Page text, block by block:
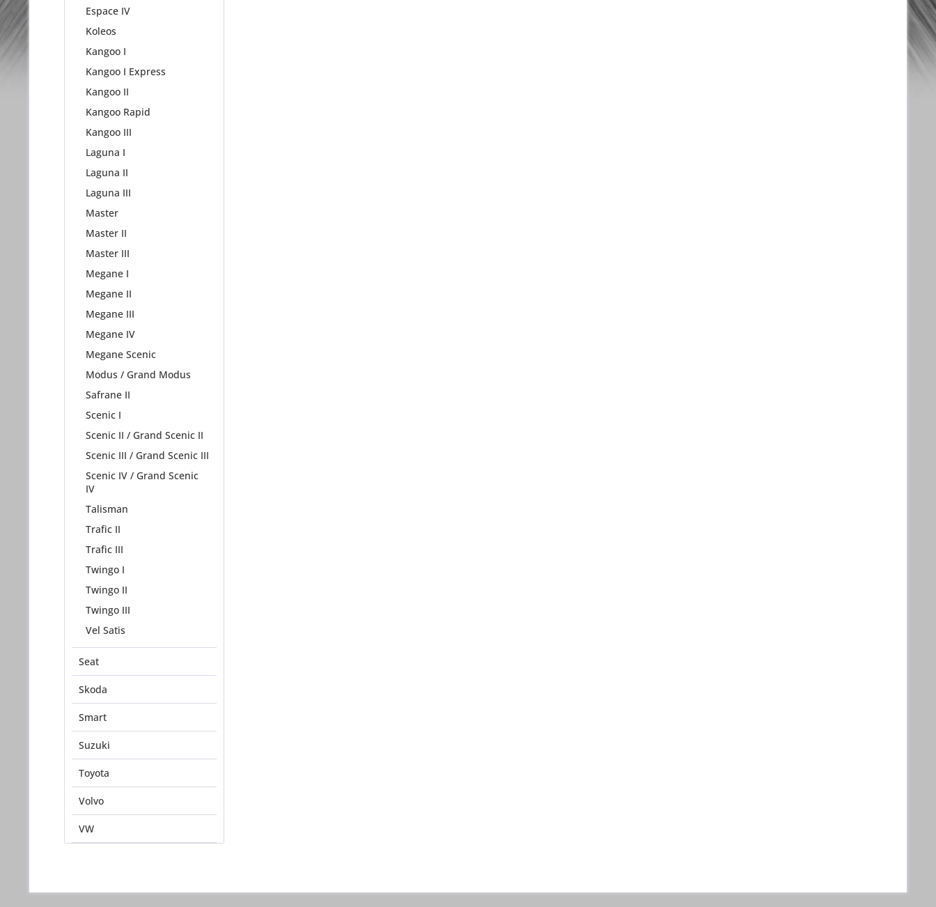
Espace IV
Koleos
Kangoo I
Kangoo I Express
Kangoo II
Kangoo Rapid
Kangoo III
Laguna I
Laguna II
Laguna III
Master
Master II
Master III
Megane I
Megane II
Megane III
Megane IV
Megane Scenic
Modus / Grand Modus
Safrane II
Scenic I
Scenic II / Grand Scenic II
Scenic III / Grand Scenic III
Scenic IV / Grand Scenic
IV
Talisman
Trafic II
Trafic III
Twingo I
Twingo II
Twingo III
Vel Satis
Seat
Skoda
Smart
Suzuki
Toyota
Volvo
VW